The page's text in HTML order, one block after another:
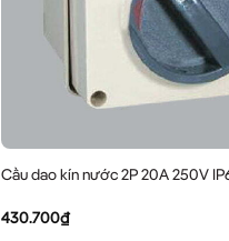
Cầu dao kín nước 2P 20A 250V
430.700₫